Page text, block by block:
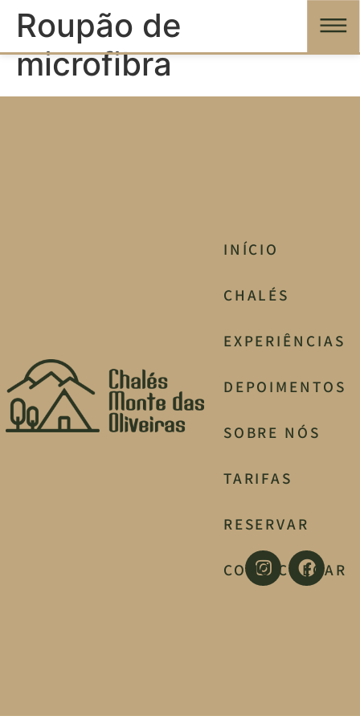
Roupão de
microfibra
INÍCIO
CHALÉS
EXPERIÊNCIAS
DEPOIMENTOS
SOBRE NÓS
TARIFAS
RESERVAR
COMO CHEGAR